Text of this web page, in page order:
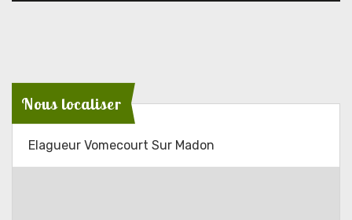
Nous localiser
Elagueur Vomecourt Sur Madon